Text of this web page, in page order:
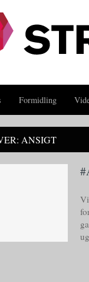
Formidling
ANSIGT